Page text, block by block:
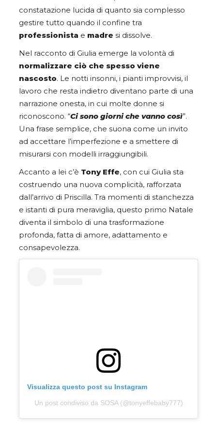
constatazione lucida di quanto sia complesso
gestire tutto quando il confine tra
professionista e madre si dissolve.
Nel racconto di Giulia emerge la volontà di
normalizzare ciò che spesso viene
nascosto. Le notti insonni, i pianti improvvisi, il
lavoro che resta indietro diventano parte di una
narrazione onesta, in cui molte donne si
riconoscono. “Ci sono giorni che vanno così”.
Una frase semplice, che suona come un invito
ad accettare l’imperfezione e a smettere di
misurarsi con modelli irraggiungibili.
Accanto a lei c’è Tony Effe, con cui Giulia sta
costruendo una nuova complicità, rafforzata
dall’arrivo di Priscilla. Tra momenti di stanchezza
e istanti di pura meraviglia, questo primo Natale
diventa il simbolo di una trasformazione
profonda, fatta di amore, adattamento e
consapevolezza.
Visualizza questo post su Instagram
Un post condiviso da SOSA (@tonyeffebaby777)